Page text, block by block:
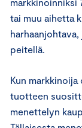
tai muu aihetta
peitellä.
Kun
tuotteen
menettelyn